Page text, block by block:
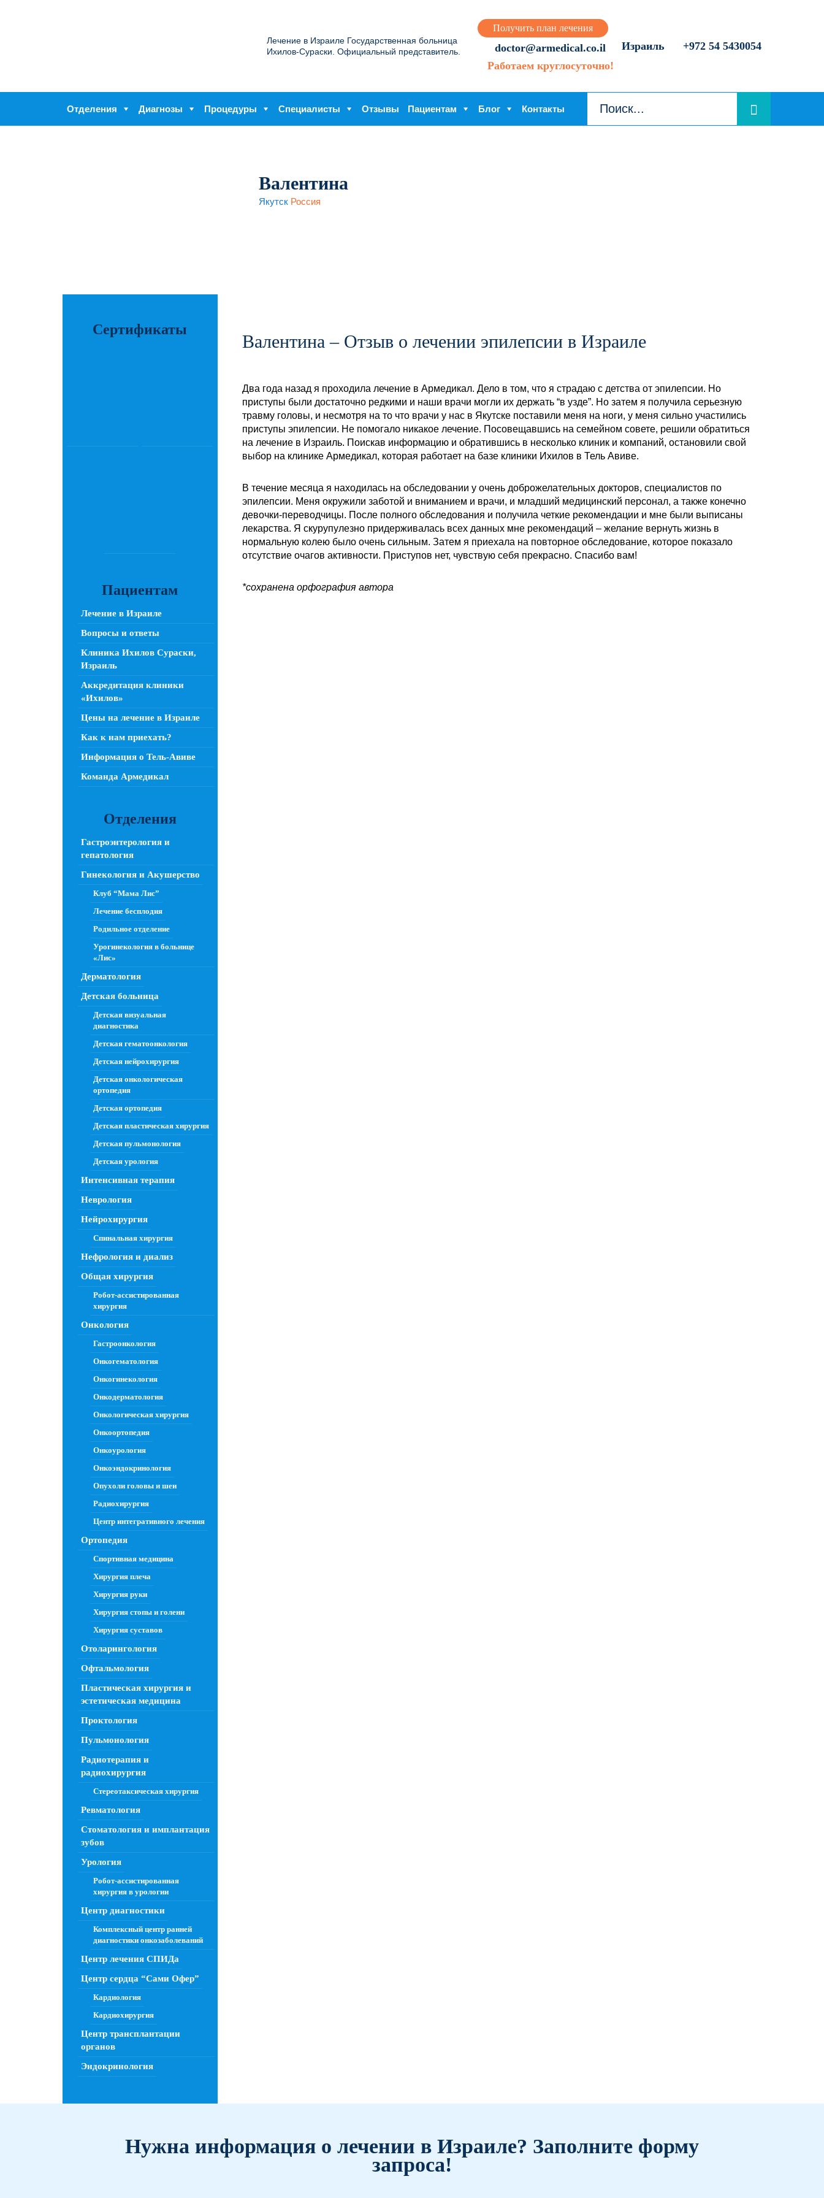
Лечение в Израиле Государственная больница
Ихилов-Сураски. Официальный представитель.
Получить план лечения
doctor@armedical.co.il
Работаем круглосуточно!
Израиль +972 54 5430054
Отделения Диагнозы Процедуры Специалисты Отзывы Пациентам Блог Контакты
Валентина
Якутск Россия
Валентина – Отзыв о лечении эпилепсии в Израиле
Два года назад я проходила лечение в Армедикал. Дело в том, что я страдаю с детства от эпилепсии. Но
приступы были достаточно редкими и наши врачи могли их держать “в узде”. Но затем я получила серьезную
травму головы, и несмотря на то что врачи у нас в Якутске поставили меня на ноги, у меня сильно участились
приступы эпилепсии. Не помогало никакое лечение. Посовещавшись на семейном совете, решили обратиться
на лечение в Израиль. Поискав информацию и обратившись в несколько клиник и компаний, остановили свой
выбор на клинике Армедикал, которая работает на базе клиники Ихилов в Тель Авиве.
В течение месяца я находилась на обследовании у очень доброжелательных докторов, специалистов по
эпилепсии. Меня окружили заботой и вниманием и врачи, и младший медицинский персонал, а также конечно
девочки-переводчицы. После полного обследования и получила четкие рекомендации и мне были выписаны
лекарства. Я скурупулезно придерживалась всех данных мне рекомендаций – желание вернуть жизнь в
нормальную колею было очень сильным. Затем я приехала на повторное обследование, которое показало
отсутствие очагов активности. Приступов нет, чувствую себя прекрасно. Спасибо вам!
*сохранена орфография автора
Сертификаты
Пациентам
Лечение в Израиле
Вопросы и ответы
Клиника Ихилов Сураски,
Израиль
Аккредитация клиники
«Ихилов»
Цены на лечение в Израиле
Как к нам приехать?
Информация о Тель-Авиве
Команда Армедикал
Отделения
Гастроэнтерология и
гепатология
Гинекология и Акушерство
Клуб “Мама Лис”
Лечение бесплодия
Родильное отделение
Урогинекология в больнице
«Лис»
Дерматология
Детская больница
Детская визуальная
диагностика
Детская гематоонкология
Детская нейрохирургия
Детская онкологическая
ортопедия
Детская ортопедия
Детская пластическая хирургия
Детская пульмонология
Детская урология
Интенсивная терапия
Неврология
Нейрохирургия
Спинальная хирургия
Нефрология и диализ
Общая хирургия
Робот-ассистированная
хирургия
Онкология
Гастроонкология
Онкогематология
Онкогинекология
Онкодерматология
Онкологическая хирургия
Онкоортопедия
Онкоурология
Онкоэндокринология
Опухоли головы и шеи
Радиохирургия
Центр интегративного лечения
Ортопедия
Спортивная медицина
Хирургия плеча
Хирургия руки
Хирургия стопы и голени
Хирургия суставов
Отоларингология
Офтальмология
Пластическая хирургия и
эстетическая медицина
Проктология
Пульмонология
Радиотерапия и
радиохирургия
Стереотаксическая хирургия
Ревматология
Стоматология и имплантация
зубов
Урология
Робот-ассистированная
хирургия в урологии
Центр диагностики
Комплексный центр ранней
диагностики онкозаболеваний
Центр лечения СПИДа
Центр сердца “Сами Офер”
Кардиология
Кардиохирургия
Центр трансплантации
органов
Эндокринология
Нужна информация о лечении в Израиле? Заполните форму
запроса!